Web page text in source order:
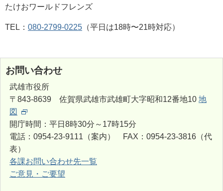
たけおワールドフレンズ
TEL： 080-2799-0225 （平日は18時〜21時対応）
お問い合わせ
武雄市役所
〒843-8639 佐賀県武雄市武雄町大字昭和12番地10 地
図
開庁時間：平日8時30分～17時15分
電話：0954-23-9111（案内） FAX：0954-23-3816（代
表）
各課お問い合わせ先一覧
ご意見・ご要望